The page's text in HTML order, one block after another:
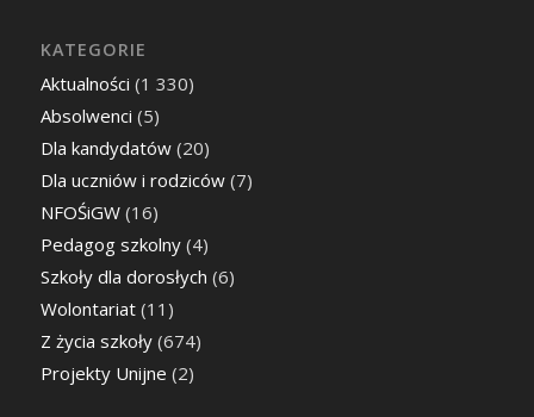
KATEGORIE
Aktualności (1 330)
Absolwenci (5)
Dla kandydatów(20)
Dla uczniów i rodziców(7)
NFOŚiGW(16)
Pedagog szkolny(4)
Szkoły dla dorosłych (6)
Wolontariat(11)
Z życia szkoły(674)
Projekty Unijne (2)